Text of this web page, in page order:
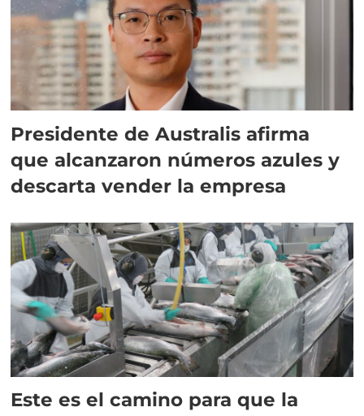
Presidente de Australis afirma
que alcanzaron números azules y
descarta vender la empresa
Este es el camino para que la